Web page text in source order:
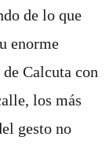
de lo que
enorme
Calcuta con
los más
gesto no